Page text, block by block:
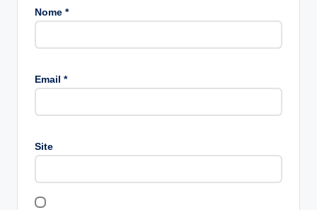
Nome *
Email *
Site
e
ti
e
: